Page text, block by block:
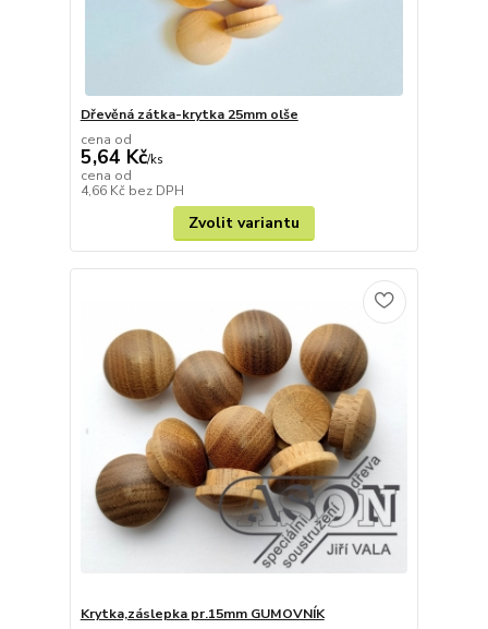
Dřevěná zátka-krytka 25mm olše
cena od
5,64 Kč/ks
cena od
4,66 Kč bez DPH
Zvolit variantu
Krytka,záslepka pr.15mm GUMOVNÍK